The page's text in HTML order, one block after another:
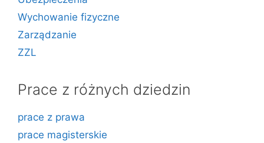
Wychowanie fizyczne
Zarządzanie
ZZL
Prace z różnych dziedzin
prace z prawa
prace magisterskie